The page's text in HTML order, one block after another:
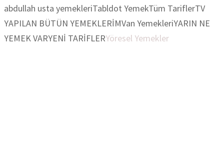
abdullah usta yemekleriTabldot YemekTüm TariflerTV
YAPILAN BÜTÜN YEMEKLERİMVan YemekleriYARIN NE
YEMEK VARYENİ TARİFLERYöresel Yemekler